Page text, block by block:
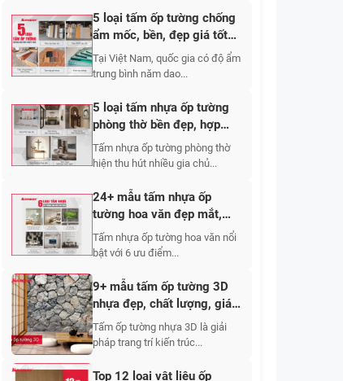
5 loại tấm ốp tường chống
ẩm mốc, bền, đẹp giá tốt
2026
Tại Việt Nam, quốc gia có độ ẩm
trung bình năm dao...
5 loại tấm nhựa ốp tường
phòng thờ bền đẹp, hợp
phong thuỷ nhất
Tấm nhựa ốp tường phòng thờ
hiện thu hút nhiều gia chủ...
24+ mẫu tấm nhựa ốp
tường hoa văn đẹp mắt,
tinh tế cho mọi không gian
Tấm nhựa ốp tường hoa văn nổi
bật với 6 ưu điểm...
9+ mẫu tấm ốp tường 3D
nhựa đẹp, chất lượng, giá
tốt 2026
Tấm ốp tường nhựa 3D là giải
pháp trang trí kiến trúc...
Top 12 loại vật liệu ốp